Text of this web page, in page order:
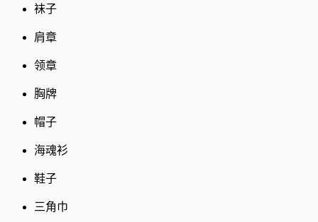
袜子
肩章
领章
胸牌
帽子
海魂衫
鞋子
三角巾